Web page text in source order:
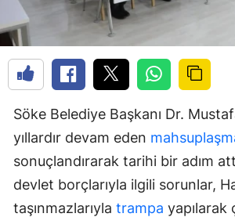
Söke Belediye Başkanı Dr.
yıllardır devam eden
sonuçlandırarak tarihi bir adım
devlet borçlarıyla ilgili sorunlar,
taşınmazlarıyla trampa yapılarak